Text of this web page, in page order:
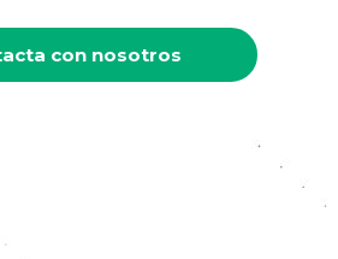
con nosotros